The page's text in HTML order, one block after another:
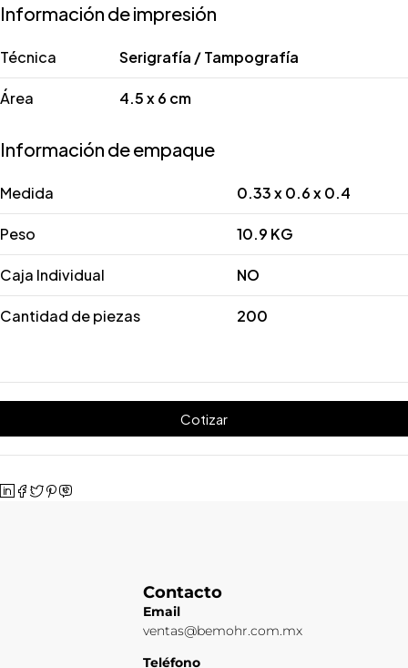
Información de impresión
Técnica Serigrafía / Tampografía
Área 4.5 x 6 cm
Información de empaque
Medida 0.33 x 0.6 x 0.4
Peso 10.9 KG
Caja Individual NO
Cantidad de piezas 200
Cotizar
Contacto
Email
ventas@bemohr.com.mx
Teléfono